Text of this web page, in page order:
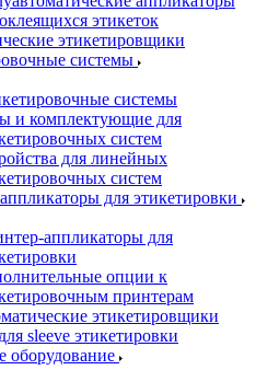
этикеток
этикетировщики
системы
системы
и комплектующие для
систем
для линейных
систем
для этикетировки
аппликаторы для
опции к
принтерам
этикетировщики
sleeve этикетировки
оборудование